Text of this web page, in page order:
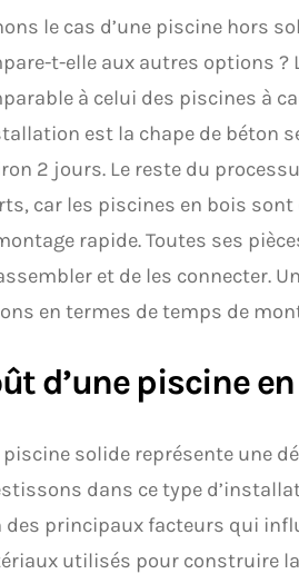
le cas d’une piscine hors
t-elle aux autres options
à celui des piscines à
est la chape de béton
2 jours. Le reste du
car les piscines en bois
rapide. Toutes ses
et de les connecter.
en termes de temps de
d’une piscine
piscine solide représente une
dans ce type
des principaux facteurs qui
utilisés pour construire